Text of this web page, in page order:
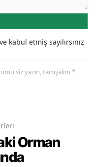
kabul etmiş sayılırsınız
siz yazın, tartışalım *
Orman